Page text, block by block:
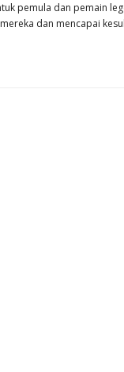
pemula dan pemain
dan mencapai